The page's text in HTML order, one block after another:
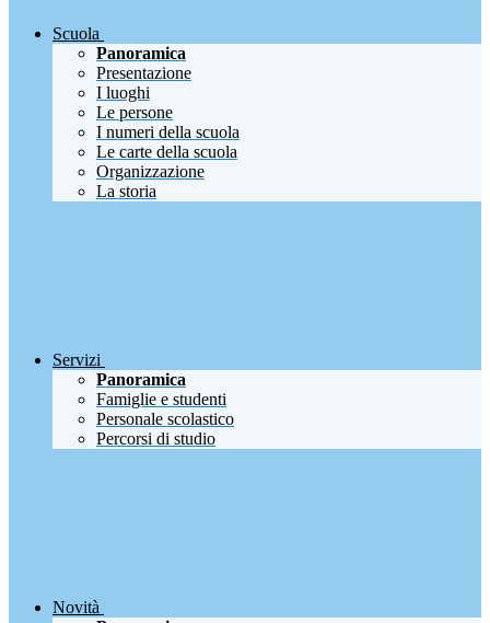
Scuola
Panoramica
Presentazione
I luoghi
Le persone
I numeri della scuola
Le carte della scuola
Organizzazione
La storia
Servizi
Panoramica
Famiglie e studenti
Personale scolastico
Percorsi di studio
Novità